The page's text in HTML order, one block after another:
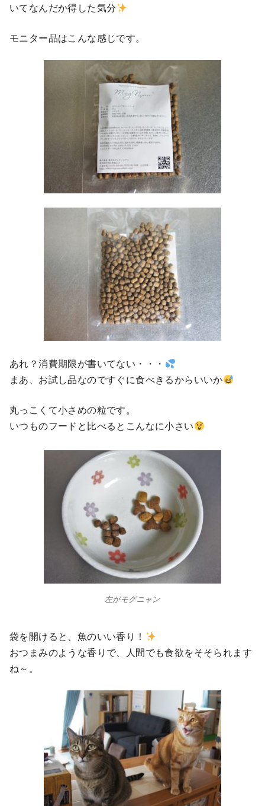
いてなんだか得した気分
モニター品はこんな感じです。
あれ？消費期限が書いてない・・・
まあ、お試し品なのですぐに食べきるからいいか
丸っこくて小さめの粒です。
いつものフードと比べるとこんなに小さい
左がモグニャン
袋を開けると、魚のいい香り！
おつまみのような香りで、人間でも食欲をそそられます
ね～。